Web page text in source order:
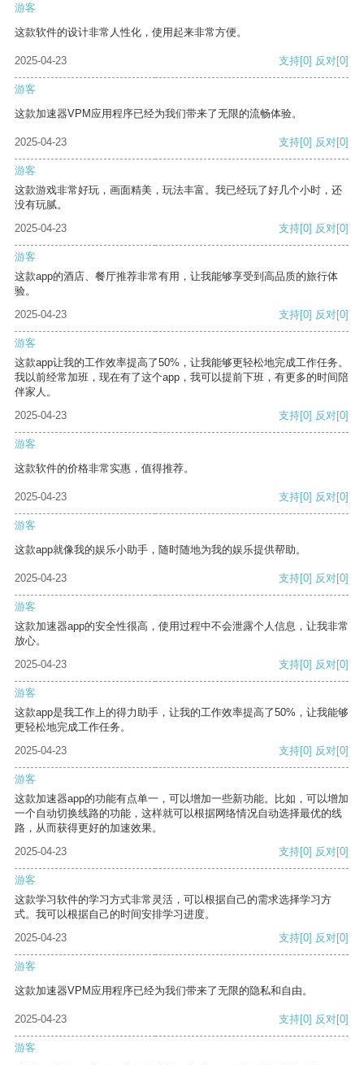
游客
这款软件的设计非常人性化，使用起来非常方便。
2025-04-23 支持[0] 反对[0]
游客
这款加速器VPM应用程序已经为我们带来了无限的流畅体验。
2025-04-23 支持[0] 反对[0]
游客
这款游戏非常好玩，画面精美，玩法丰富。我已经玩了好几个小时，还
没有玩腻。
2025-04-23
支持[0] 反对[0]
游客
这款app的酒店、餐厅推荐非常有用，让我能够享受到高品质的旅行体
验。
2025-04-23
支持[0] 反对[0]
游客
这款app让我的工作效率提高了50%，让我能够更轻松地完成工作任务。
我以前经常加班，现在有了这个app，我可以提前下班，有更多的时间陪
伴家人。
2025-04-23
支持[0] 反对[0]
游客
这款软件的价格非常实惠，值得推荐。
2025-04-23 支持[0] 反对[0]
游客
这款app就像我的娱乐小助手，随时随地为我的娱乐提供帮助。
2025-04-23 支持[0] 反对[0]
游客
这款加速器app的安全性很高，使用过程中不会泄露个人信息，让我非常
放心。
2025-04-23
支持[0] 反对[0]
游客
这款app是我工作上的得力助手，让我的工作效率提高了50%，让我能够
更轻松地完成工作任务。
2025-04-23
支持[0] 反对[0]
游客
这款加速器app的功能有点单一，可以增加一些新功能。比如，可以增加
一个自动切换线路的功能，这样就可以根据网络情况自动选择最优的线
路，从而获得更好的加速效果。
2025-04-23
支持[0] 反对[0]
游客
这款学习软件的学习方式非常灵活，可以根据自己的需求选择学习方
式。我可以根据自己的时间安排学习进度。
2025-04-23
支持[0] 反对[0]
游客
这款加速器VPM应用程序已经为我们带来了无限的隐私和自由。
2025-04-23 支持[0] 反对[0]
游客